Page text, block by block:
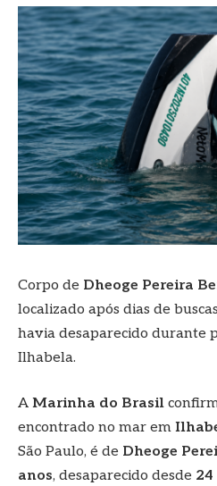
Corpo de Dheoge Pereira
localizado após dias de
havia desaparecido durante
Ilhabela.
A Marinha do Brasil
encontrado no mar em
São Paulo, é de Dheoge
anos, desaparecido desde 24